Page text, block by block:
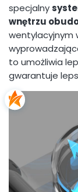
specjalny
wnętrzu
wentylacyjnym
to umożliwia
gwarantuje